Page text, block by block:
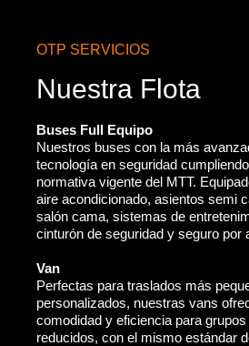
OTP SERVICIOS
Nuestra Flota
Buses Full Equipo
Nuestros buses con la más
tecnología en seguridad
normativa vigente del MTT.
aire acondicionado, asientos semi
salón cama, sistemas de
cinturón de seguridad y seguro por
Van
Perfectas para traslados más
personalizados, nuestras vans
comodidad y eficiencia para grupos
reducidos, con el mismo estándar